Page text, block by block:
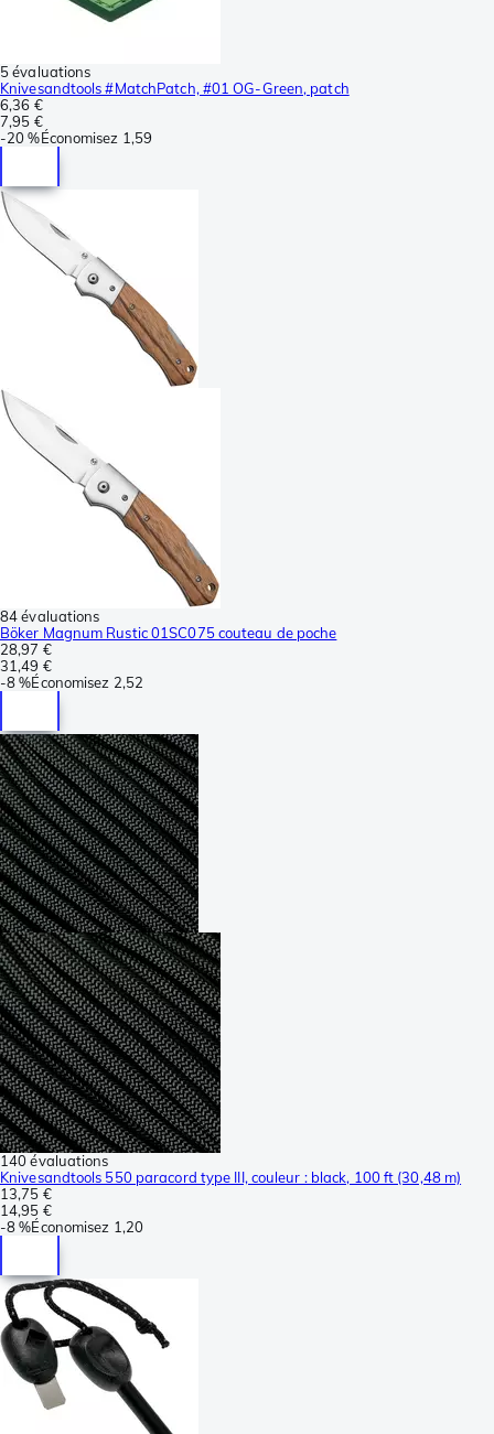
5 évaluations
Knivesandtools #MatchPatch, #01 OG-Green, patch
6,36 €
7,95 €
-20 %Économisez 1,59
84 évaluations
Böker Magnum Rustic 01SC075 couteau de poche
28,97 €
31,49 €
-8 %Économisez 2,52
140 évaluations
Knivesandtools 550 paracord type III, couleur : black, 100 ft (30,48 m)
13,75 €
14,95 €
-8 %Économisez 1,20